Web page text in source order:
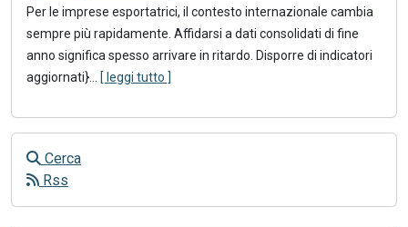
Per le imprese esportatrici, il contesto internazionale cambia
sempre più rapidamente. Affidarsi a dati consolidati di fine
anno significa spesso arrivare in ritardo. Disporre di indicatori
aggiornati}
[ leggi tutto ]
Cerca
Rss